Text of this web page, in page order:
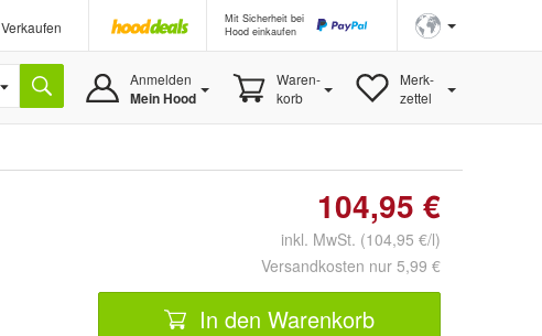
Verkaufen
Mit Sicherheit bei
Hood einkaufen
Anmelden
Mein Hood
Waren-
korb
Merk-
zettel
104,95 €
inkl. MwSt. (104,95 €/l)
Versandkosten nur 5,99 €
In den Warenkorb